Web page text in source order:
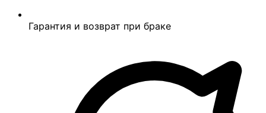
Гарантия и возврат при браке